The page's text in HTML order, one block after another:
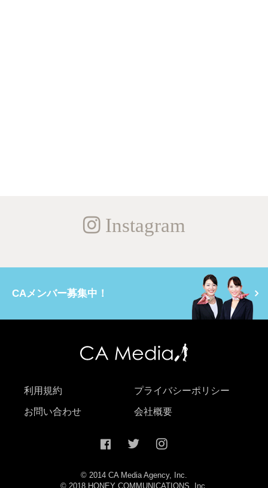
Instagram
CAメンバー募集中！
利用規約 プライバシーポリシー
お問い合わせ 会社概要
© 2014 CA Media Agency, Inc.
© 2018 HONEY COMMUNICATIONS, Inc.